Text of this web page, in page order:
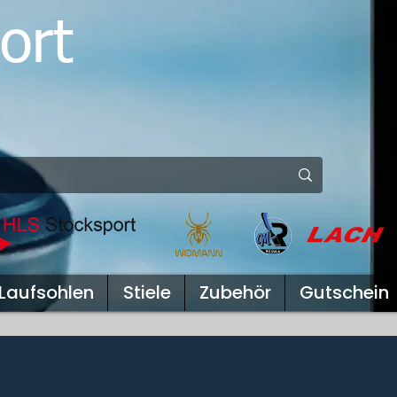
Laufsohlen Stiele Zubehör Gutschein